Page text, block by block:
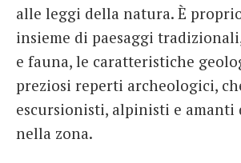
alle leggi della natura. È
insieme di paesaggi
e fauna, le caratteristiche
preziosi reperti archeologici,
escursionisti, alpinisti e amanti
nella zona.